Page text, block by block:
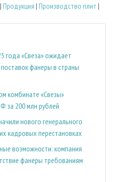
| Продукция | Производство плит |
года «Свеза» ожидает
фанеры в страны
комбинате «Свезы»
за 200 млн рублей
нового генерального
кадровых перестановках
возможности: компания
фанеры требованиям